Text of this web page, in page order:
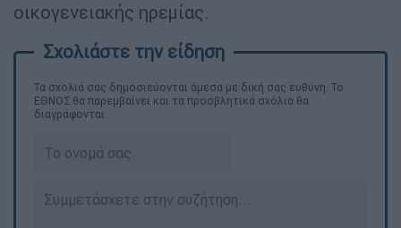
οικογενειακής ηρεμίας.
Τα σχολιά σας δημοσιεύονται άμεσα με δική σας ευθύνη. Το
ΕΘΝΟΣ θα παρεμβαίνει και τα προσβλητικά σχόλια θα
διαγράφονται